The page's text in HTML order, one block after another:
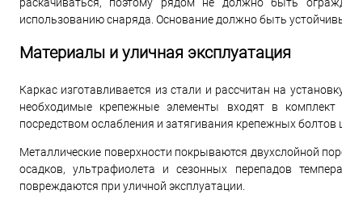
раскачиваться, поэтому рядом не должно быть
использованию снаряда. Основание должно быть
Материалы и уличная эксплуатация
Каркас изготавливается из стали и рассчитан на
необходимые крепежные элементы входят в
посредством ослабления и затягивания крепежных
Металлические поверхности покрываются двухслойной
осадков, ультрафиолета и сезонных перепадов
повреждаются при уличной эксплуатации.